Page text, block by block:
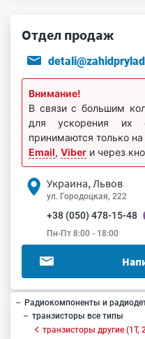
Отдел продаж
Внимание!
В связи с большим
для ускорения их
принимаются только на
Email, Viber и через
Украина, Львов
ул. Городоцкая, 222
+38 (050) 478-15-48
Пн-Пт 8:00 - 18:00
Радиокомпоненты и
транзисторы все типы
транзисторы другие